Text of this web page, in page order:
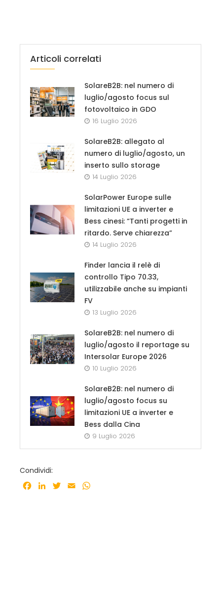
Articoli correlati
SolareB2B: nel numero di
luglio/agosto focus sul
fotovoltaico in GDO
16 Luglio 2026
SolareB2B: allegato al
numero di luglio/agosto, un
inserto sullo storage
14 Luglio 2026
SolarPower Europe sulle
limitazioni UE a inverter e
Bess cinesi: “Tanti progetti in
ritardo. Serve chiarezza”
14 Luglio 2026
Finder lancia il relè di
controllo Tipo 70.33,
utilizzabile anche su impianti
FV
13 Luglio 2026
SolareB2B: nel numero di
luglio/agosto il reportage su
Intersolar Europe 2026
10 Luglio 2026
SolareB2B: nel numero di
luglio/agosto focus su
limitazioni UE a inverter e
Bess dalla Cina
9 Luglio 2026
Condividi:
Facebook
LinkedInTwitter
Email